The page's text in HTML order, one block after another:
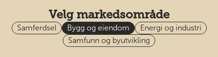
Velg markedsområde
Samferdsel Bygg og eiendom
Energi og industri
Samfunn og byutvikling